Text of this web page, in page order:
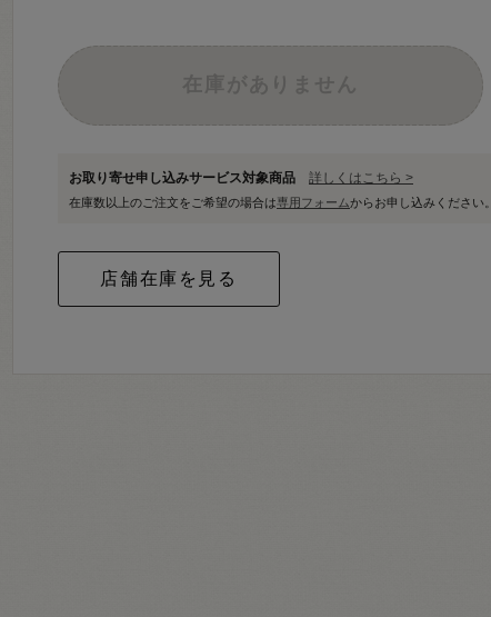
お取り寄せ申し込みサービス対象商品 詳しくはこちら >
在庫数以上のご注文をご希望の場合は専用フォームからお申し込みください。